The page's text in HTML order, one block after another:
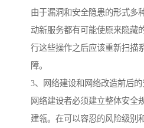
由于漏洞和安全隐患的形式多
动新服务都有可能使原来隐藏
行这些操作之后应该重新扫描
障。
3、网络建设和网络改造前后
网络建设者必须建立整体安全
建瓴。在可以容忍的风险级别